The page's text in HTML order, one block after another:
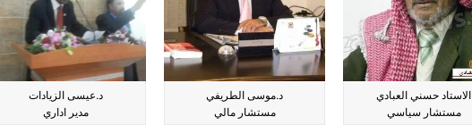
د.عيسى الزيادات
مدير اداري
د.موسى الطريفي
مستشار مالي
الاستاد حسني العبادي
مستشار سياسي